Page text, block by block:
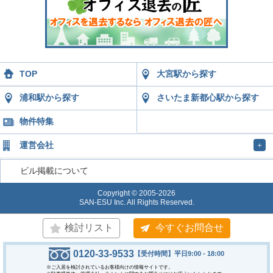
検討リスト 今すぐお問合せ
0120-33-9533 【受付時間】平日9:00 - 18:00
※ご入居を検討されているお客様向けの情報サイトです。
TOP 大宮駅から探す
浦和駅から探す さいたま新都心駅から探す
物件特集
運営会社 ＋
ビル掲載について
Copyright © 2005-2026
SAN-ESU Inc. All Rights Reserved.